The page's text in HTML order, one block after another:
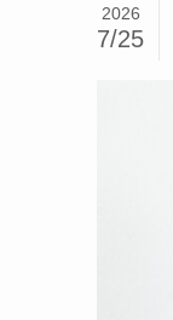
2026
7/25